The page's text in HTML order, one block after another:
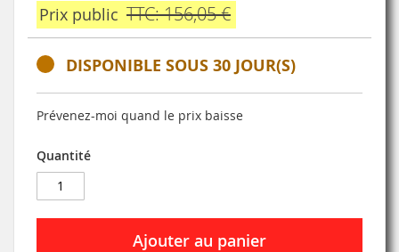
Prix public TTC: 156,05 €
DISPONIBLE SOUS 30 JOUR(S)
Prévenez-moi quand le prix baisse
Quantité
Ajouter au panier